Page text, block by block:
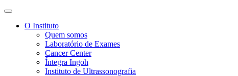
O Instituto
Quem somos
Laboratório de Exames
Cancer Center
Íntegra Ingoh
Instituto de Ultrassonografia